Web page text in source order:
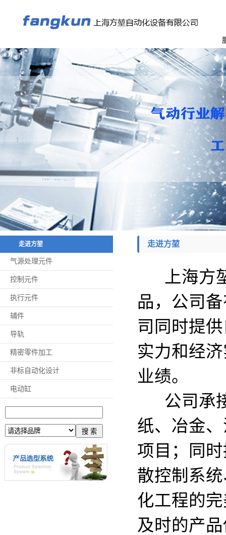
走进方堃
气源处理元件
控制元件
执行元件
辅件
导轨
精密零件加工
非标自动化设计
电动缸
走进方堃
上海方堃
品，公司
司同时提
实力和经
业绩。
公司承接
纸、冶金
项目；同
散控制系
化工程的
及时的产